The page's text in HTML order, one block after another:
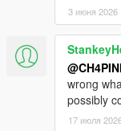
3 июня 2026
wrong
possibly
17 июля